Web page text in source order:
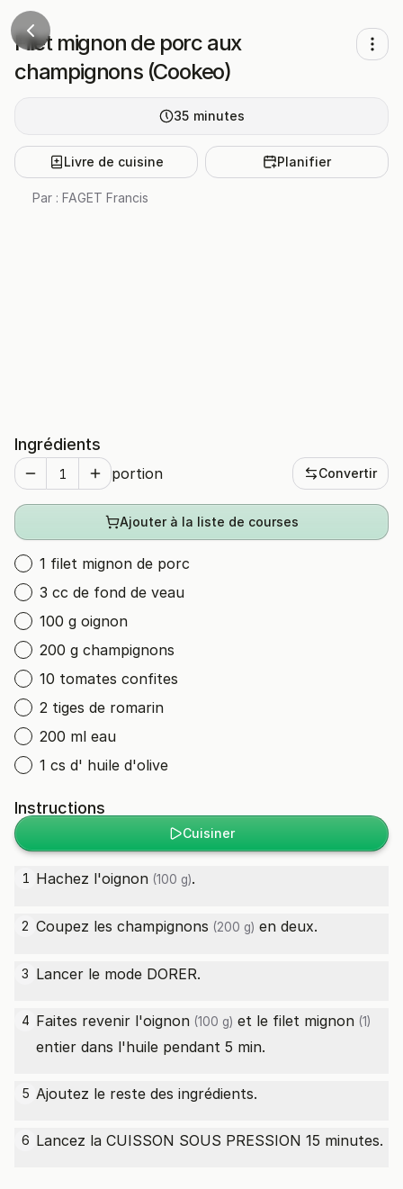
Filet mignon de porc aux
champignons (Cookeo)
35 minutes
Livre de cuisine Planifier
Par : FAGET Francis
Ingrédients
portion Convertir
Ajouter à la liste de courses
1 filet mignon de porc
3 cc de fond de veau
100 g oignon
200 g champignons
10 tomates confites
2 tiges de romarin
200 ml eau
1 cs d' huile d'olive
Instructions
Cuisiner
1 Hachez l'oignon (100 g).
2 Coupez les champignons (200 g) en deux.
3 Lancer le mode DORER.
4 Faites revenir l'oignon (100 g) et le filet mignon (1)
entier dans l'huile pendant 5 min.
5 Ajoutez le reste des ingrédients.
6 Lancez la CUISSON SOUS PRESSION 15 minutes.